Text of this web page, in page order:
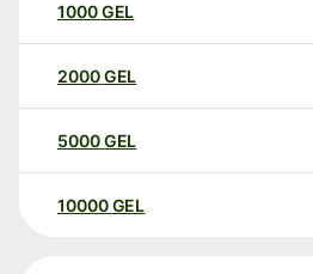
1000GEL
2000GEL
5000GEL
10000 GEL